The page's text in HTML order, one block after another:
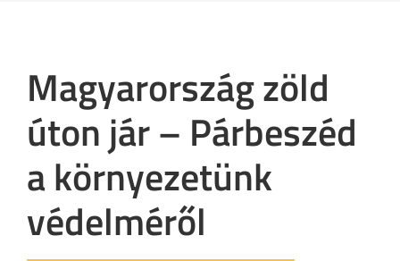
Magyarország zöld
úton jár – Párbeszéd
a környezetünk
védelméről